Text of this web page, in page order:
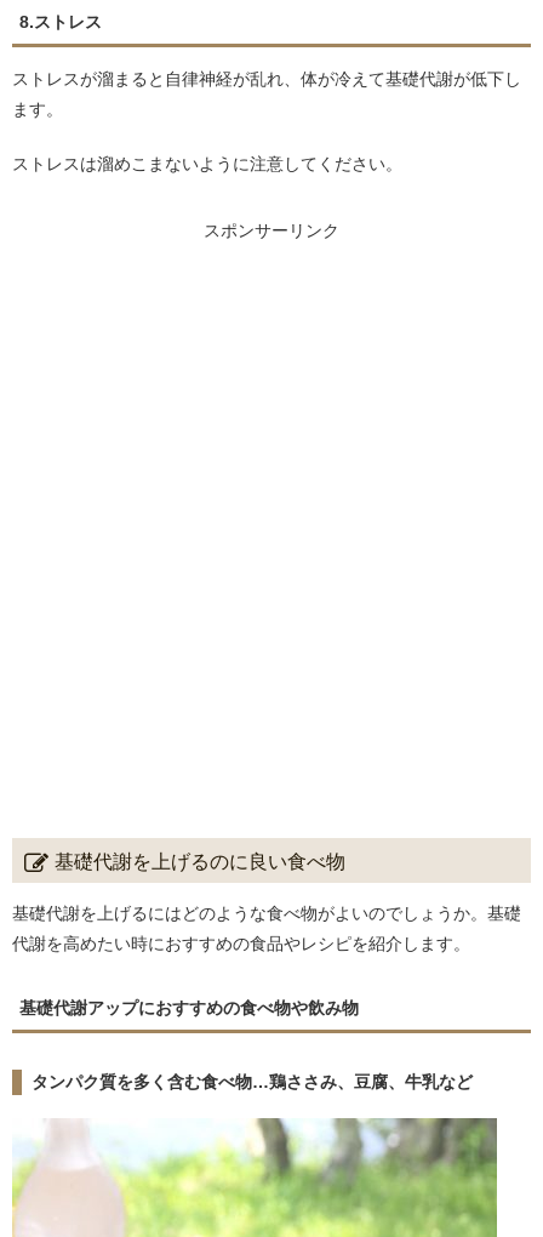
8.ストレス
ストレスが溜まると自律神経が乱れ、体が冷えて基礎代謝が低下し
ます。
ストレスは溜めこまないように注意してください。
スポンサーリンク
基礎代謝を上げるのに良い食べ物
基礎代謝を上げるにはどのような食べ物がよいのでしょうか。基礎
代謝を高めたい時におすすめの食品やレシピを紹介します。
基礎代謝アップにおすすめの食べ物や飲み物
タンパク質を多く含む食べ物…鶏ささみ、豆腐、牛乳など